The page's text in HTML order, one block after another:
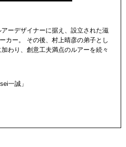
ーデザイナーに据え、設立された滋
カー。 その後、村上晴彦の弟子とし
わり、創意工夫満点のルアーを続々
一誠」